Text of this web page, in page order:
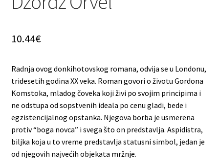
10.44€
Radnja ovog donkihotovskog romana, odvija se u Londonu,
tridesetih godina XX veka. Roman govori o životu Gordona
Komstoka, mladog čoveka koji živi po svojim principima i
ne odstupa od sopstvenih ideala po cenu gladi, bede i
egzistencijalnog opstanka. Njegova borba je usmerena
protiv “boga novca” i svega što on predstavlja. Aspidistra,
biljka koja u to vreme predstavlja statusni simbol, jedan je
od njegovih najvećih objekata mržnje.